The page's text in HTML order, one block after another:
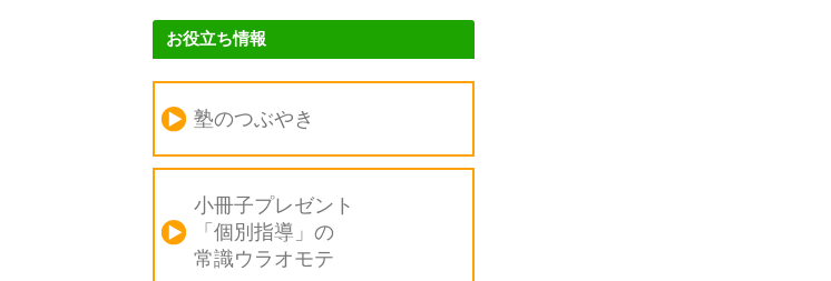
お役立ち情報
塾のつぶやき
小冊子プレゼント
「個別指導」の
常識ウラオモテ